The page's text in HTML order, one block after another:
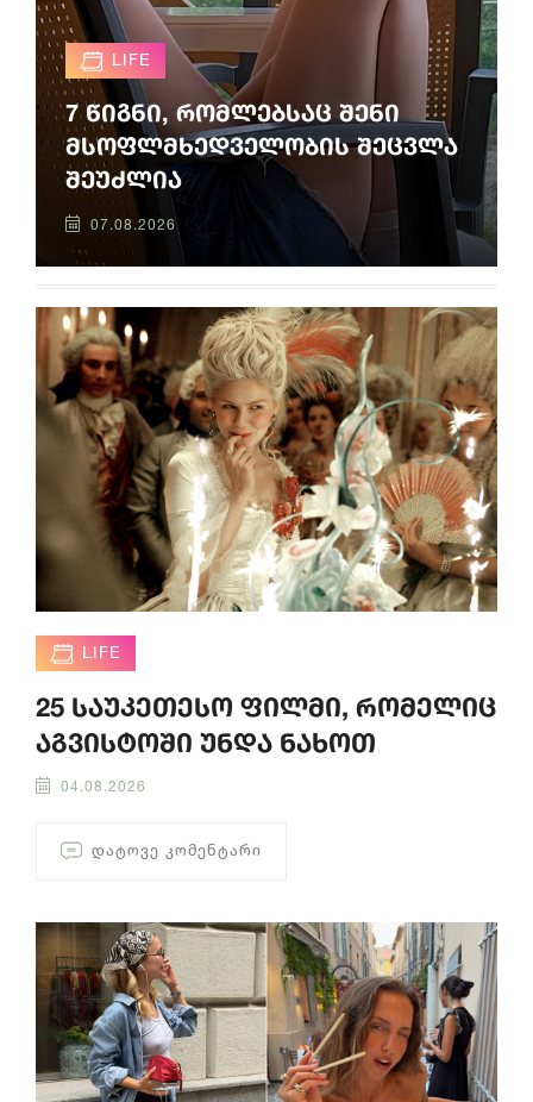
LIFE
7 წიგნი, რომლებსაც შენი
მსოფლმხედველობის შეცვლა
შეუძლია
07.08.2026
LIFE
25 საუკეთესო ფილმი, რომელიც
აგვისტოში უნდა ნახოთ
04.08.2026
ᲓᲐᲢᲝᲕᲔ ᲙᲝᲛᲔᲜᲢᲐᲠᲘ